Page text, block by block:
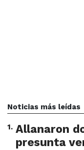
Noticias más leídas
1. Allanaron
presunta